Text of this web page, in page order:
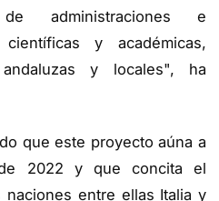
administraciones e
y académicas,
y locales", ha
que este proyecto aúna a
2022 y que concita el
entre ellas Italia y